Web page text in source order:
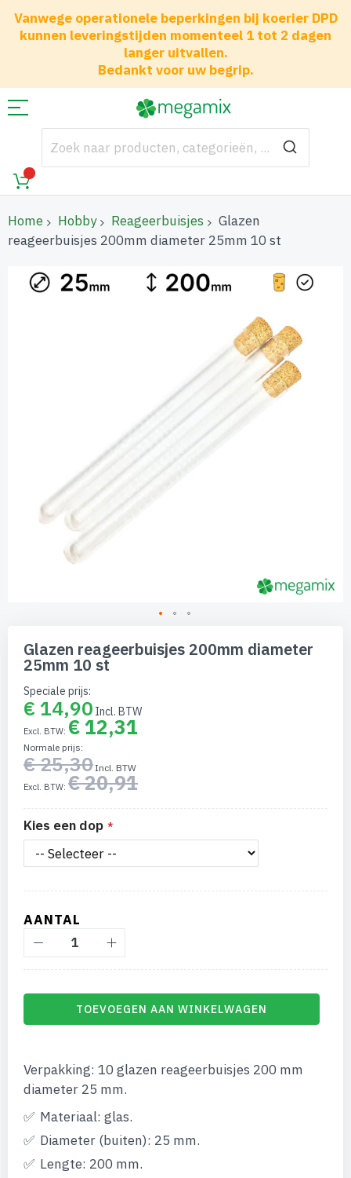
Vanwege operationele beperkingen bij koerier DPD
kunnen leveringstijden momenteel 1 tot 2 dagen
langer uitvallen.
Bedankt voor uw begrip.
Home Hobby Reageerbuisjes
Glazen
reageerbuisjes 200mm diameter 25mm 10 st
naar
begin
afbeeldingen-
gallerij
Glazen reageerbuisjes 200mm diameter
25mm 10 st
Speciale prijs
€ 14,90
€ 12,31
Normale prijs
€ 25,30
€ 20,91
Kies een dop
AANTAL
TOEVOEGEN AAN WINKELWAGEN
Verpakking: 10 glazen reageerbuisjes 200 mm
diameter 25 mm.
Materiaal: glas.
Diameter (buiten): 25 mm.
Lengte: 200 mm.